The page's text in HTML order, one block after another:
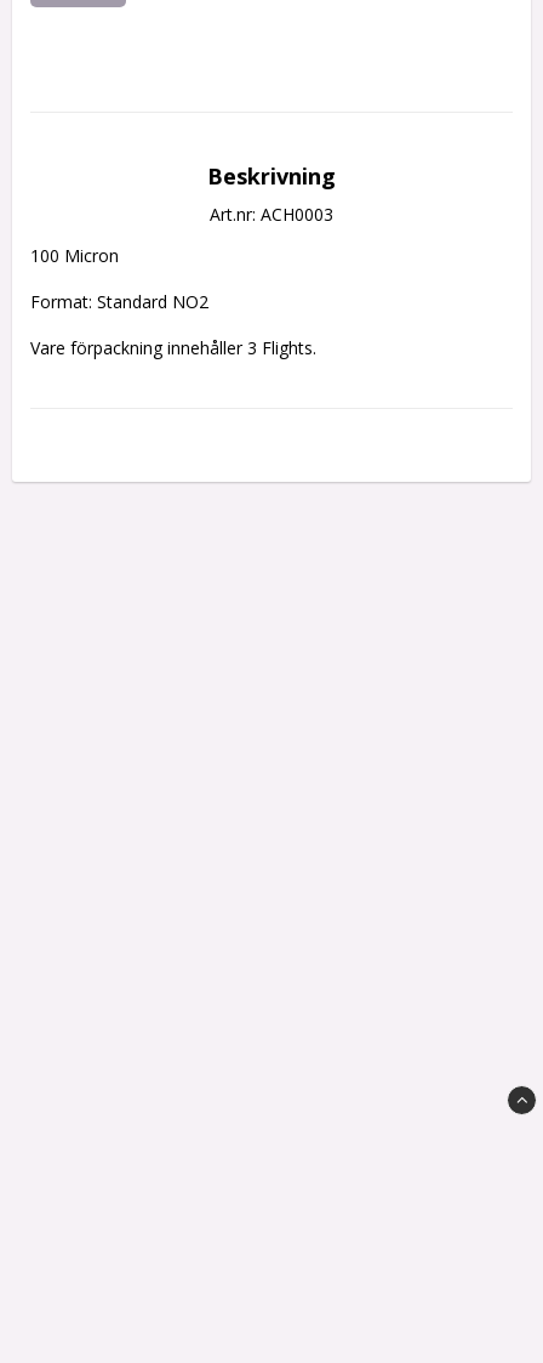
Beskrivning
Art.nr: ACH0003
100 Micron
Format: Standard NO2
Vare förpackning innehåller 3 Flights.